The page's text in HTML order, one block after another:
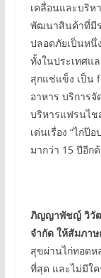
เคลื่อนและบริห
พัฒนาสินค้าที่มี
ปลอดภัยเป็นหนึ่
ทั้งในประเทศแ
สุกแช่แข็ง เป็น
อาหาร บริการจั
บริหารแฟรนไช
เด่นเรื่อง “ไก่ป๊
มากว่า 15 ปีอีก
ภิญญาพัชญ์ วิวัฒ
จำกัด ให้สัมภา
สุขผ่านไก่ทอดห
ที่สุด และไม่มีใ